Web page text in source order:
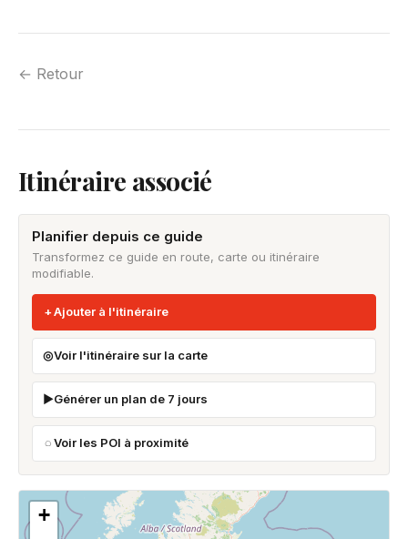
← Retour
Itinéraire associé
Planifier depuis ce guide
Transformez ce guide en route, carte ou itinéraire
modifiable.
Ajouter à l'itinéraire
Voir l'itinéraire sur la carte
Générer un plan de 7 jours
Voir les POI à proximité
+